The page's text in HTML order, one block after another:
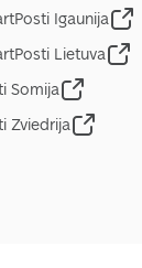
Igaunija
Lietuva
Somija
Zviedrija